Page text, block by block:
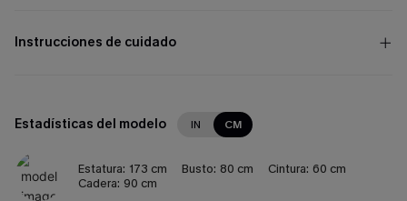
Instrucciones de cuidado
Estadísticas del modelo IN CM
Estatura: 173 cm Busto: 80 cm Cintura: 60 cm
Cadera: 90 cm